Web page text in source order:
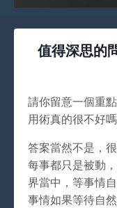
值得深思的
請你留意一個重
用術真的很不好
答案當然不是，
每事都只是被動
界當中，等事情
事情如果等待自